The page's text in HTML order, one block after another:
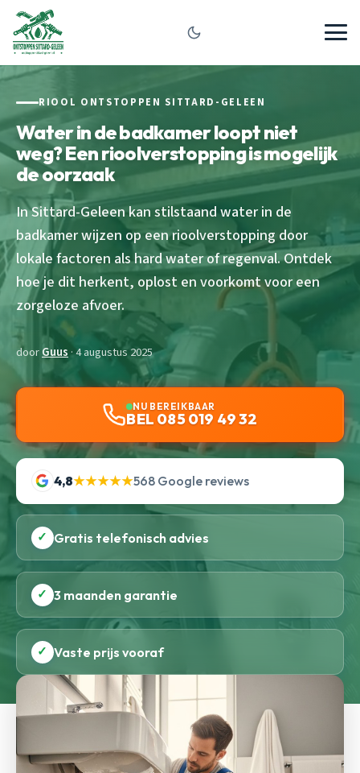
RIOOL ONTSTOPPEN SITTARD-GELEEN
Water in de badkamer loopt niet
weg? Een rioolverstopping is mogelijk
de oorzaak
In Sittard-Geleen kan stilstaand water in de
badkamer wijzen op een rioolverstopping door
lokale factoren als hard water of regenval. Ontdek
hoe je dit herkent, oplost en voorkomt voor een
zorgeloze afvoer.
doorGuus· 4 augustus 2025
NU BEREIKBAAR
BEL 085 019 49 32
4,8★★★★★568 Google reviews
✓ Gratis telefonisch advies
✓ 3 maanden garantie
✓ Vaste prijs vooraf